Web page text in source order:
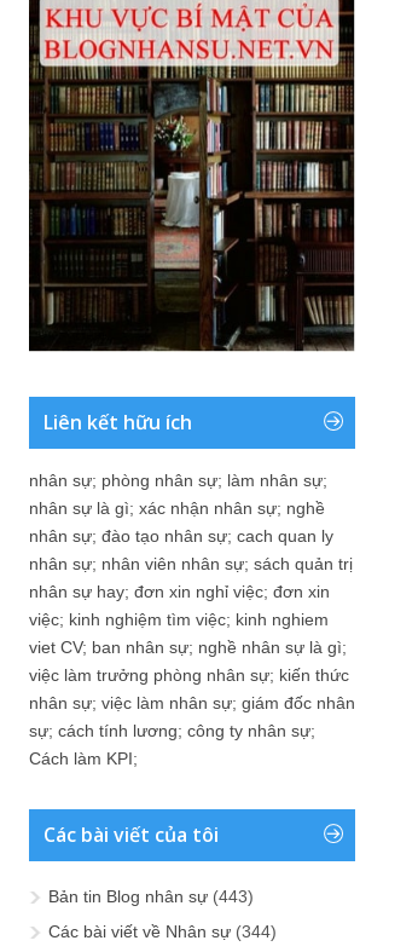
Liên kết hữu ích
nhân sự; phòng nhân sự; làm nhân sự;
nhân sự là gì; xác nhận nhân sự; nghề
nhân sự; đào tạo nhân sự; cach quan ly
nhân sự; nhân viên nhân sự; sách quản trị
nhân sự hay; đơn xin nghỉ việc; đơn xin
việc; kinh nghiệm tìm việc; kinh nghiem
viet CV; ban nhân sự; nghề nhân sự là gì;
việc làm trưởng phòng nhân sự; kiến thức
nhân sự; việc làm nhân sự; giám đốc nhân
sự; cách tính lương; công ty nhân sự;
Cách làm KPI;
Các bài viết của tôi
Bản tin Blog nhân sự (443)
Các bài viết về Nhân sự (344)